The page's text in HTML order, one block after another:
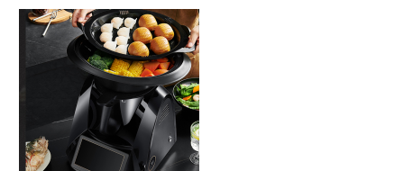
силикона с крышкой,
изготовленный на
заказ